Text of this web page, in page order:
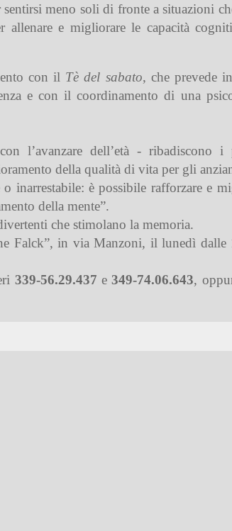
meno soli di fronte a situazioni
allenare e migliorare le capacità
con il Tè del sabato, che prevede
e con il coordinamento di una
l’avanzare dell’età - ribadiscono i
della qualità di vita per gli
inarrestabile: è possibile rafforzare e
della mente”.
che stimolano la memoria.
Falck”, in via Manzoni, il lunedì dalle
339-56.29.437 e349-74.06.643,